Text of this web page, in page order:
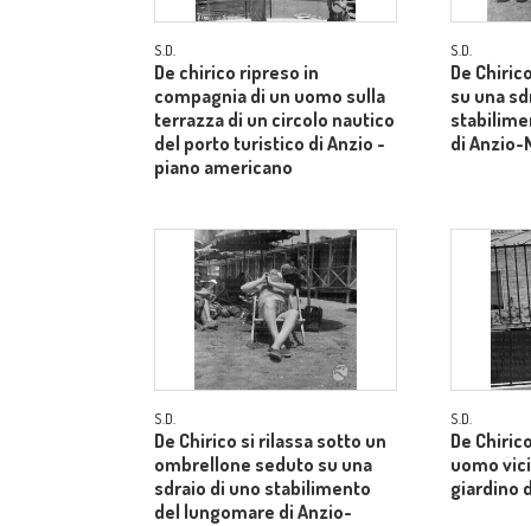
S.D.
De chirico ripreso in
compagnia di un uomo sulla
terrazza di un circolo nautico
del porto turistico di Anzio -
piano americano
S.D.
De
su una
di
S.D.
De Chirico si rilassa sotto un
ombrellone seduto su una
sdraio di uno stabilimento
del lungomare di Anzio-
S.D.
De
uomo
giardino